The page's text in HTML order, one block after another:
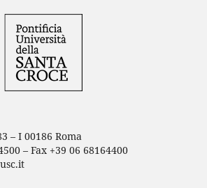
– I 00186 Roma
– Fax +39 06 68164400